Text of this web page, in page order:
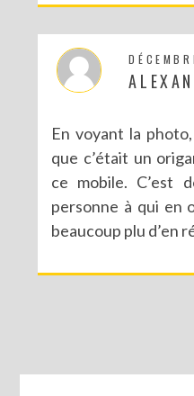
En voyant la
que c’était un
ce mobile. C’est
personne à qui en
beaucoup plu d’en